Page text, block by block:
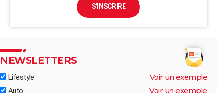
S'INSCRIRE
NEWSLETTERS
Lifestyle Voir un exemple
Auto Voir un exemple